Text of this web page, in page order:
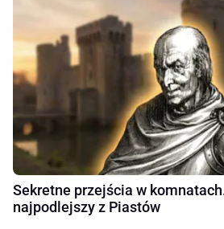
Sekretne przejścia w
najpodlejszy z Piastów